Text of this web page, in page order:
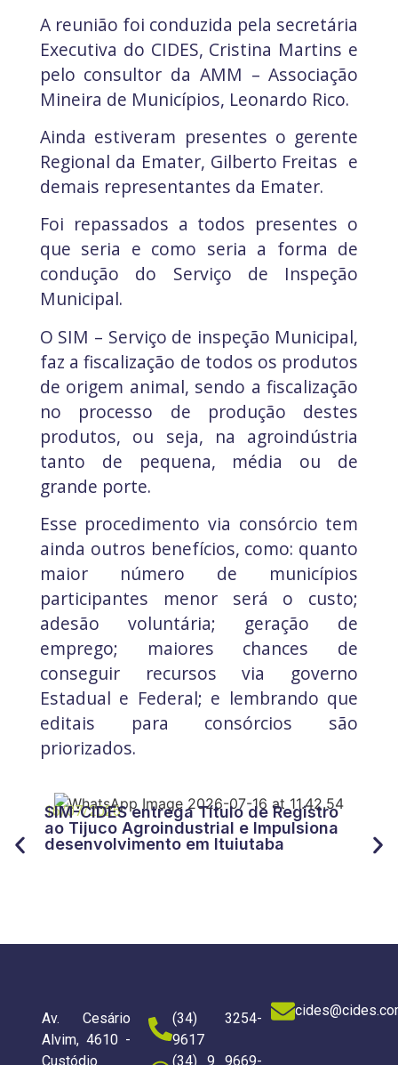
A reunião foi conduzida pela secretária
Executiva do CIDES, Cristina Martins e
pelo consultor da AMM – Associação
Mineira de Municípios, Leonardo Rico.
Ainda estiveram presentes o gerente
Regional da Emater, Gilberto Freitas e
demais representantes da Emater.
Foi repassados a todos presentes o
que seria e como seria a forma de
condução do Serviço de Inspeção
Municipal.
O SIM – Serviço de inspeção Municipal,
faz a fiscalização de todos os produtos
de origem animal, sendo a fiscalização
no processo de produção destes
produtos, ou seja, na agroindústria
tanto de pequena, média ou de
grande porte.
Esse procedimento via consórcio tem
ainda outros benefícios, como: quanto
maior número de municípios
participantes menor será o custo;
adesão voluntária; geração de
emprego; maiores chances de
conseguir recursos via governo
Estadual e Federal; e lembrando que
editais para consórcios são
priorizados.
16/07/2026
SIM-CIDES entrega Título de Registro
ao Tijuco Agroindustrial e Impulsiona
desenvolvimento em Ituiutaba
do
Av. Cesário
Alvim, 4610 -
Custódio
(34) 3254-
9617
(34) 9 9669-